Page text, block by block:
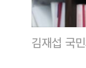
김재섭 국